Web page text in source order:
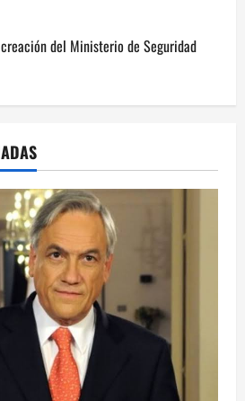
del Ministerio de Seguridad